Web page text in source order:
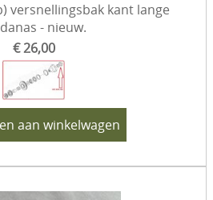
versnellingsbak kant lange
- nieuw.
€ 26,00
aan winkelwagen